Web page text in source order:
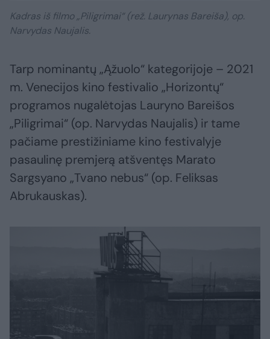
Kadras iš filmo „Piligrimai“ (rež. Laurynas Bareiša), op.
Narvydas Naujalis.
Tarp nominantų „Ąžuolo“ kategorijoje – 2021
m. Venecijos kino festivalio „Horizontų“
programos nugalėtojas Lauryno Bareišos
„Piligrimai“ (op. Narvydas Naujalis) ir tame
pačiame prestižiniame kino festivalyje
pasaulinę premjerą atšventęs Marato
Sargsyano „Tvano nebus“ (op. Feliksas
Abrukauskas).